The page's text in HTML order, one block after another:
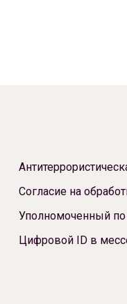
Согласие на
Уполномоченный
Цифровой ID в